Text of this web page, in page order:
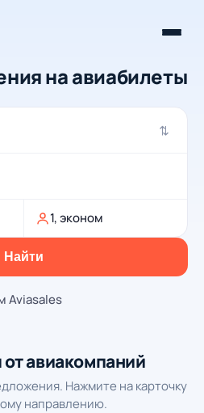
на авиабилеты
⇄
1, эконом
Найти
Aviasales
авиакомпаний
Нажмите на карточку
направлению.